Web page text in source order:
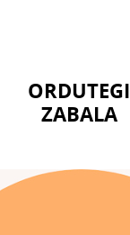
ORDUTEGI
ZABALA